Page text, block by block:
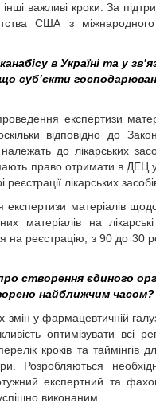
інші важливі кроки. За
США з
в Україні та у
суб’єкти
експертизи
відповідно до
до лікарських
право отримати в ДЕЦ
лікарських
матеріалів
матеріалів на
на реєстрацію, з 90 до
створення єдиного
найближчим часом?
у фармацевтичній
оптимізувати всі
кроків та
Розробляються
експертний та
виконаним.